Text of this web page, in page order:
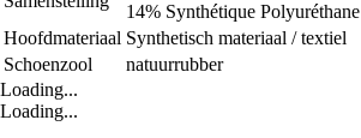
14% Synthétique Polyuréthane
Hoofdmateriaal Synthetisch materiaal / textiel
Schoenzool
natuurrubber
Loading...
Loading...